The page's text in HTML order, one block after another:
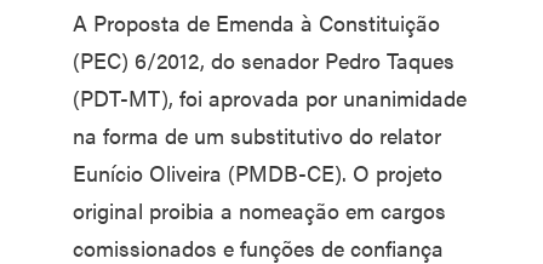
A Proposta de Emenda à Constituição
(PEC) 6/2012, do senador Pedro Taques
(PDT-MT), foi aprovada por unanimidade
na forma de um substitutivo do relator
Eunício Oliveira (PMDB-CE). O projeto
original proibia a nomeação em cargos
comissionados e funções de confiança